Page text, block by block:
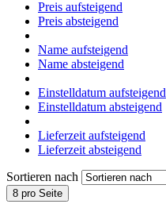
Preis aufsteigend
Preis absteigend
Name aufsteigend
Name absteigend
Einstelldatum aufsteigend
Einstelldatum absteigend
Lieferzeit aufsteigend
Lieferzeit absteigend
Sortieren nach
8 pro Seite